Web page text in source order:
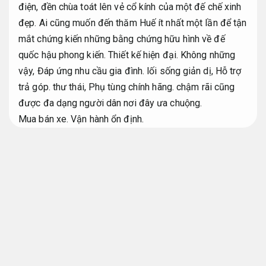
điện, đền chùa toát lên vẻ cổ kính của một đế chế xinh
đẹp. Ai cũng muốn đến thăm Huế ít nhất một lần để tận
mắt chứng kiến ​​những bằng chứng hữu hình về đế
quốc hậu phong kiến.Thiết kế hiện đại. Không những
vậy, Đáp ứng nhu cầu gia đình. lối sống giản dị, Hỗ trợ
trả góp. thư thái, Phụ tùng chính hãng. chậm rãi cũng
được đa dạng người dân nơi đây ưa chuộng.
Mua bán xe. Vận hành ổn định.